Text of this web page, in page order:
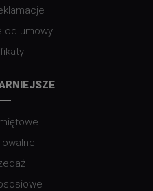
od umowy
owalne